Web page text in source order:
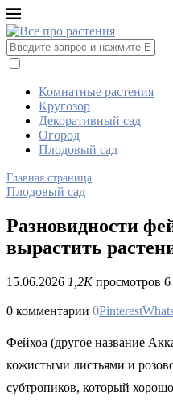
Комнатные растения
Кругозор
Декоративный сад
Огород
Плодовый сад
Главная страница
Плодовый сад
Разновидности
вырастить
15.06.2026 1,2Kпросмотров 6
0 комментарии 0Pinterest
Фейхоа (другое название
кожистыми листьями и
субтропиков, который